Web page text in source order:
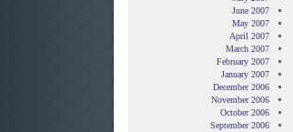
June 2007
May 2007
April 2007
March 2007
February 2007
January 2007
December 2006
November 2006
October 2006
September 2006